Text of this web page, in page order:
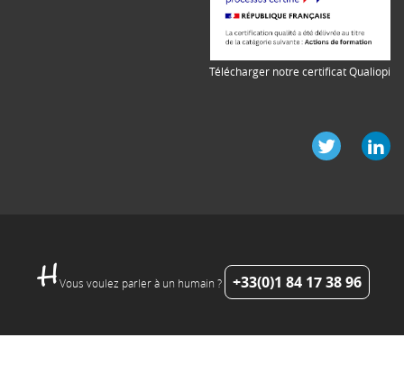
Télécharger notre certificat Qualiopi
Vous voulez parler à un humain ? +33(0)1 84 17 38 96